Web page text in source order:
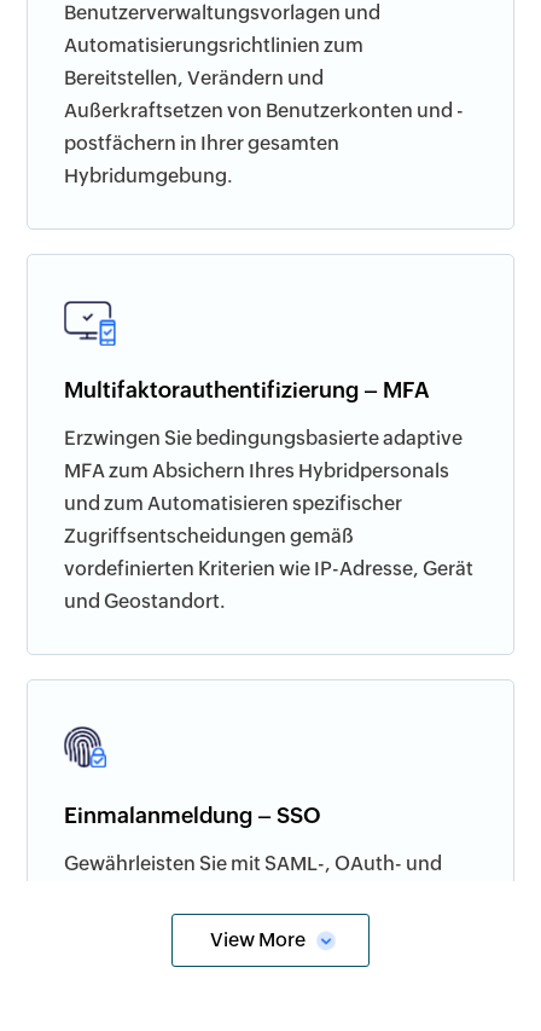
Benutzerverwaltungsvorlagen und
Automatisierungsrichtlinien zum
Bereitstellen, Verändern und
Außerkraftsetzen von Benutzerkonten und -
postfächern in Ihrer gesamten
Hybridumgebung.
Multifaktorauthentifizierung – MFA
Erzwingen Sie bedingungsbasierte adaptive
MFA zum Absichern Ihres Hybridpersonals
und zum Automatisieren spezifischer
Zugriffsentscheidungen gemäß
vordefinierten Kriterien wie IP-Adresse, Gerät
und Geostandort.
Einmalanmeldung – SSO
Gewährleisten Sie mit SAML-, OAuth- und
Einmalanmeldung sicheren Ein-Klick-Zugriff
auf Firmenanwendungen, ermöglichen Sie
View More